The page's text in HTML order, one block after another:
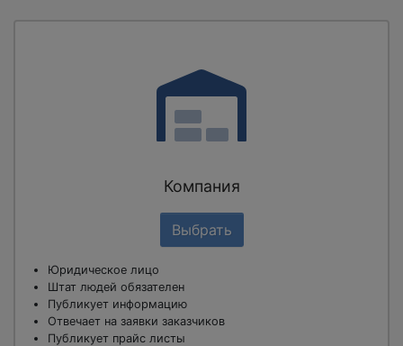
Компания
Выбрать
Юридическое лицо
Штат людей обязателен
Публикует информацию
Отвечает на заявки заказчиков
Публикует прайс листы